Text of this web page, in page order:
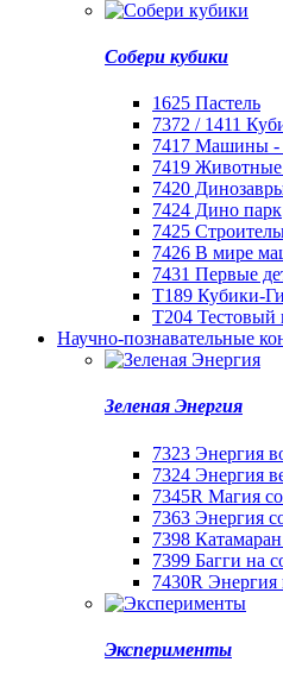
Собери кубики
1625 Пастель
7372 / 1411
7417 Машины -
7419
7420
7424 Дино парк
7425
7426 В мире
7431 Первые
T189 Кубики-
Т204 Тестовый
Научно-познавательные
Зеленая Энергия
7323 Энергия
7324 Энергия
7345R Магия
7363 Энергия
7398
7399 Багги на
7430R Энергия
Эксперименты